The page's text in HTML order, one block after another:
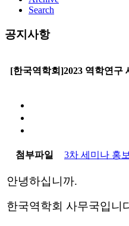
Search
공지사항
[한국역학회]2023 역학연구
첨부파일 3차 세미나 홍
안녕하십니까.
한국역학회 사무국입니